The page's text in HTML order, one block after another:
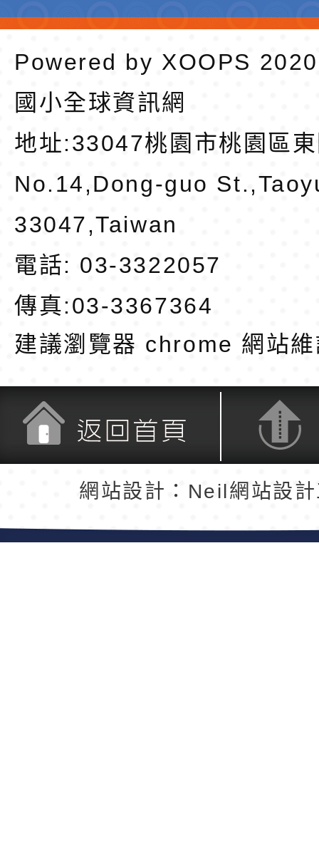
Powered by XOOPS
國小全球資訊網
地址:33047桃園市桃園區
No.14,Dong-guo
33047,Taiwan
電話: 03-3322057
傳真:03-3367364
建議瀏覽器 chrome 網站
返回頂端
網站設計：Neil網站設